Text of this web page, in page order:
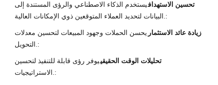
تحسين الاستهدافيستخدم الذكاء الاصطناعي والرؤى المستندة إلى
البيانات لتحديد العملاء المتوقعين ذوي الإمكانات العالية.:
زيادة عائد الاستثمار يحسن الحملات وجهود المبيعات لتحسين معدلات
التحويل.:
تحليلات الوقت الحقيقييوفر رؤى قابلة للتنفيذ لتحسين
الاستراتيجيات.: